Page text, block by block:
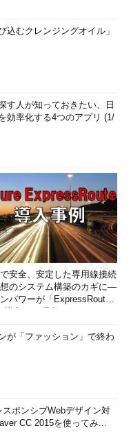
込むクレンジングオイル」
す人が知っておきたい、日
効率化する4つのアプリ (1/
安全、安定した専用線接続
のシステム構築のカギに―
パワーが「ExpressRout
が「ファッション」で終わ
ポンシブWebデザイン対
CC 2015を使ってみ...